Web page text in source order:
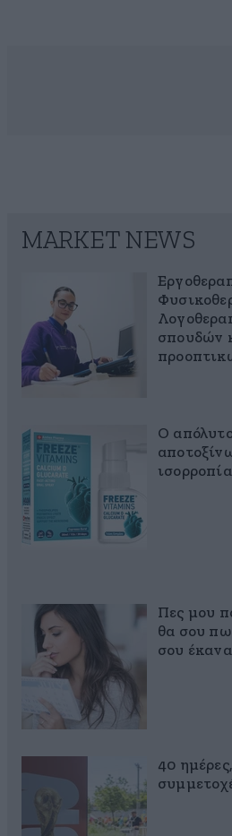
MARKET NEWS
σπουδών
Ο
ισορροπία
Πες μου
θα σου πω
σου
40